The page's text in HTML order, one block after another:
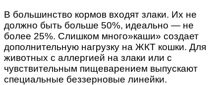
В большинство кормов входят злаки. Их не
должно быть больше 50%, идеально — не
более 25%. Слишком много»каши» создает
дополнительную нагрузку на ЖКТ кошки. Для
животных с аллергией на злаки или с
чувствительным пищеварением выпускают
специальные беззерновые линейки.